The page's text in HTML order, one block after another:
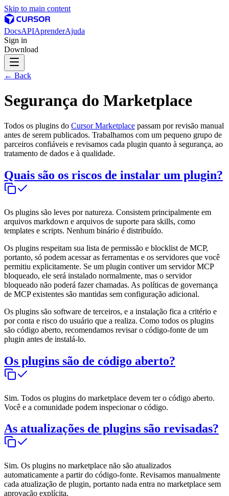
Skip to main content
DocsAPIAprenderAjuda
Sign in
Download
← Back
Segurança do Marketplace
Todos os plugins do Cursor Marketplace passam por revisão manual
antes de serem publicados. Trabalhamos com um pequeno grupo de
parceiros confiáveis e revisamos cada plugin quanto à segurança, ao
tratamento de dados e à qualidade.
Quais são os riscos de instalar um plugin?
Os plugins são leves por natureza. Consistem principalmente em
arquivos markdown e arquivos de suporte para skills, como
templates e scripts. Nenhum binário é distribuído.
Os plugins respeitam sua lista de permissão e blocklist de MCP,
portanto, só podem acessar as ferramentas e os servidores que você
permitiu explicitamente. Se um plugin contiver um servidor MCP
bloqueado, ele será instalado normalmente, mas o servidor
bloqueado não poderá fazer chamadas. As políticas de governança
de MCP existentes são mantidas sem configuração adicional.
Os plugins são software de terceiros, e a instalação fica a critério e
por conta e risco do usuário que a realiza. Como todos os plugins
são código aberto, recomendamos revisar o código-fonte de um
plugin antes de instalá-lo.
Os plugins são de código aberto?
Sim. Todos os plugins do marketplace devem ter o código aberto.
Você e a comunidade podem inspecionar o código.
As atualizações de plugins são revisadas?
Sim. Os plugins no marketplace não são atualizados
automaticamente a partir do código-fonte. Revisamos manualmente
cada atualização de plugin, portanto nada entra no marketplace sem
aprovação explícita.